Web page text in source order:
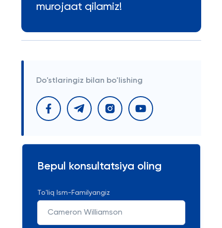
murojaat qilamiz!
Do'stlaringiz bilan bo'lishing
Bepul konsultatsiya oling
To'liq Ism-Familyangiz